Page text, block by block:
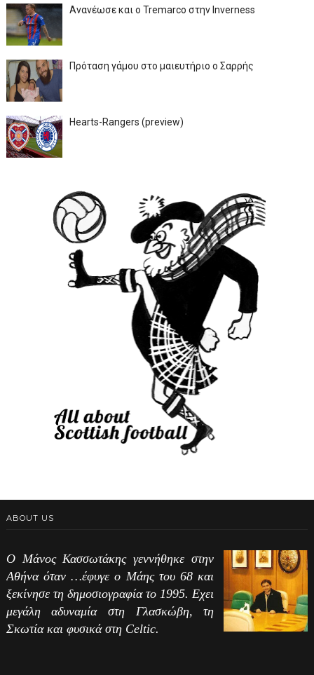
Ανανέωσε και ο Tremarco στην Inverness
Πρόταση γάμου στο μαιευτήριο ο Σαρρής
Hearts-Rangers (preview)
ABOUT US
Ο Μάνος Κασσωτάκης γεννήθηκε στην
Αθήνα όταν …έφυγε ο Μάης του 68 και
ξεκίνησε τη δημοσιογραφία το 1995. Εχει
μεγάλη αδυναμία στη Γλασκώβη, τη
Σκωτία και φυσικά στη Celtic.